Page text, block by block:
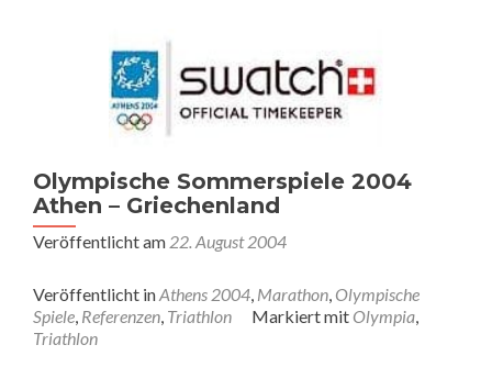
Olympische Sommerspiele 2004
Athen – Griechenland
Veröffentlicht am 22. August 2004
Veröffentlicht inAthens 2004, Marathon, Olympische
Spiele, Referenzen, Triathlon Markiert mit Olympia,
Triathlon